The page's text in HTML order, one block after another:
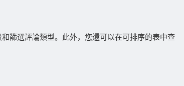
篩選評論類型。此外，您還可以在可排序的表中查